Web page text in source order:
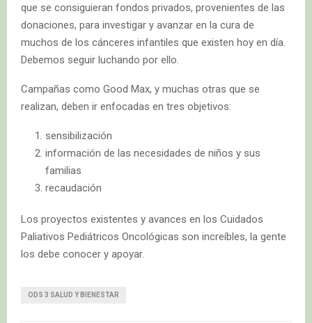
que se consiguieran fondos privados, provenientes de las
donaciones, para investigar y avanzar en la cura de
muchos de los cánceres infantiles que existen hoy en día.
Debemos seguir luchando por ello.
Campañas como Good Max, y muchas otras que se
realizan, deben ir enfocadas en tres objetivos:
sensibilización
información de las necesidades de niños y sus
familias
recaudación
Los proyectos existentes y avances en los Cuidados
Paliativos Pediátricos Oncológicas son increíbles, la gente
los debe conocer y apoyar.
ODS 3 SALUD Y BIENESTAR